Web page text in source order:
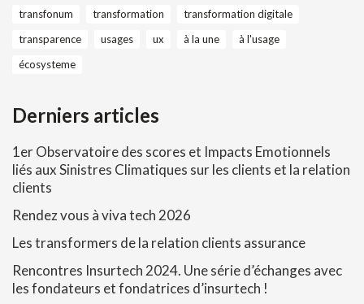
transfonum
transformation
transformation digitale
transparence
usages ux à la une
à l'usage
écosysteme
Derniers articles
1er Observatoire des scores et Impacts Emotionnels
liés aux Sinistres Climatiques sur les clients et la relation
clients
Rendez vous à viva tech 2026
Les transformers de la relation clients assurance
Rencontres Insurtech 2024. Une série d’échanges avec
les fondateurs et fondatrices d’insurtech !